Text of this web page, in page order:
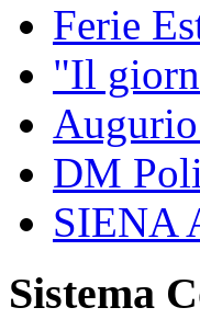
Ferie
"Il
DM
SIENA
Sistema